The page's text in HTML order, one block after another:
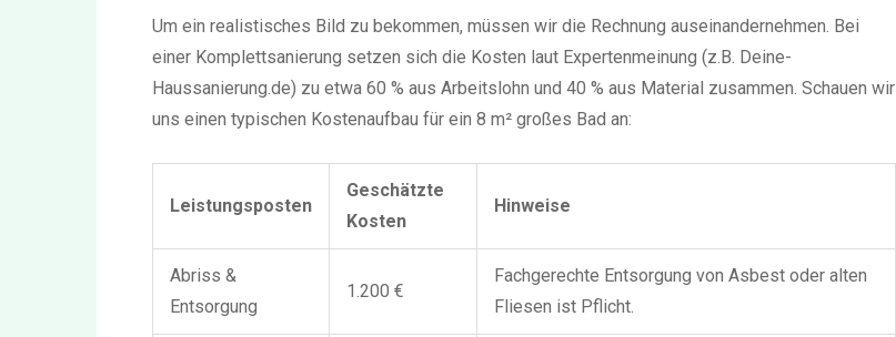
Um ein realistisches Bild zu bekommen, müssen wir die Rechnung auseinandernehmen. Bei
einer Komplettsanierung setzen sich die Kosten laut Expertenmeinung (z.B. Deine-
Haussanierung.de) zu etwa 60 % aus Arbeitslohn und 40 % aus Material zusammen. Schauen wir
uns einen typischen Kostenaufbau für ein 8 m² großes Bad an:
Leistungsposten
Geschätzte
Kosten
Hinweise
Abriss &
Entsorgung
1.200 €
Fachgerechte Entsorgung von Asbest oder alten
Fliesen ist Pflicht.